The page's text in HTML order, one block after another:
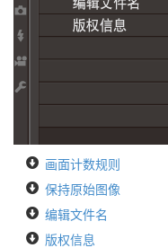
画面计数规则
保持原始图像
编辑文件名
版权信息